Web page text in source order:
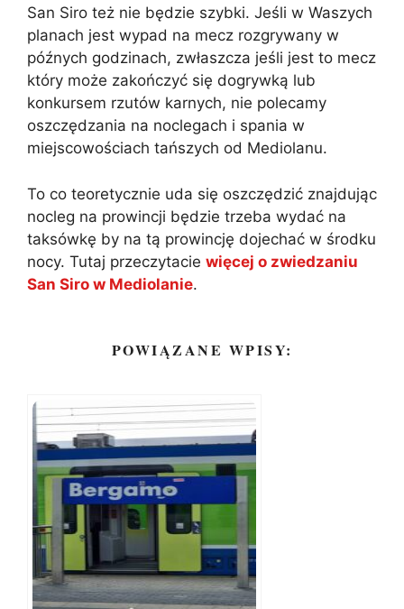
San Siro też nie będzie szybki. Jeśli w Waszych
planach jest wypad na mecz rozgrywany w
późnych godzinach, zwłaszcza jeśli jest to mecz
który może zakończyć się dogrywką lub
konkursem rzutów karnych, nie polecamy
oszczędzania na noclegach i spania w
miejscowościach tańszych od Mediolanu.
To co teoretycznie uda się oszczędzić znajdując
nocleg na prowincji będzie trzeba wydać na
taksówkę by na tą prowincję dojechać w środku
nocy. Tutaj przeczytacie więcej o zwiedzaniu
San Siro w Mediolanie.
POWIĄZANE WPISY: